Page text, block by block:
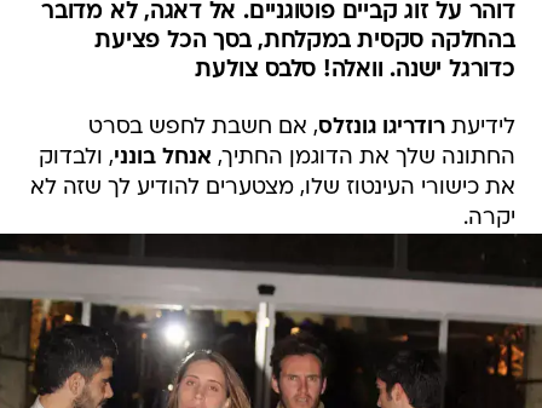
דוהר על זוג קביים פוטוגניים. אל דאגה, לא מדובר
בהחלקה סקסית במקלחת, בסך הכל פציעת
כדורגל ישנה. וואלה! סלבס צולעת
לידיעתרודריגו גונזלס, אם חשבת לחפש בסרט
החתונה שלך את הדוגמן החתיך, אנחל בונני, ולבדוק
את כישורי העינטוז שלו, מצטערים להודיע לך שזה לא
יקרה.